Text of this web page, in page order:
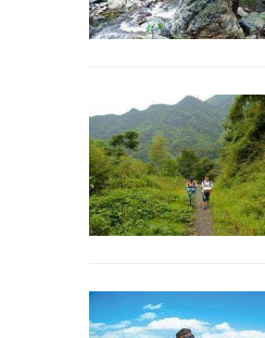
开店最怕“搜不到”为什么
ai却天天给他免费派单？